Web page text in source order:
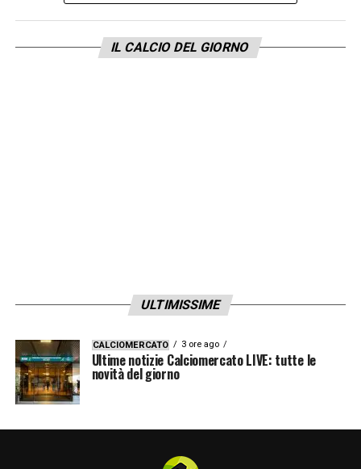
IL CALCIO DEL GIORNO
ULTIMISSIME
CALCIOMERCATO 3 ore ago
Ultime notizie Calciomercato LIVE: tutte le
novità del giorno